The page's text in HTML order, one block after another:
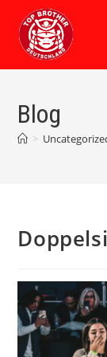
Inhalt
springen
Blog
>